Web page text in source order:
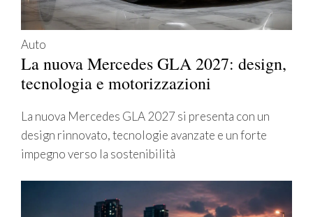
Auto
La nuova Mercedes GLA 2027: design,
tecnologia e motorizzazioni
La nuova Mercedes GLA 2027 si presenta con un
design rinnovato, tecnologie avanzate e un forte
impegno verso la sostenibilità